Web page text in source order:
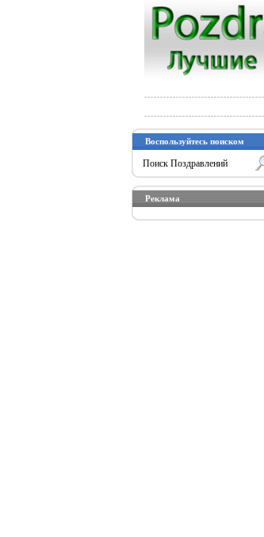
Воспользуйтесь поиском
Реклама